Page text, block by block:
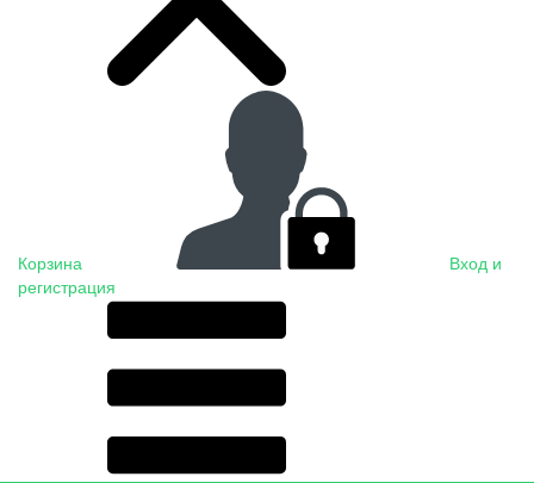
Корзина
Вход и
регистрация